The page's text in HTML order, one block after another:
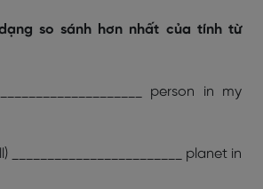
so sánh hơn nhất của tính từ
person in my
________________________ planet in